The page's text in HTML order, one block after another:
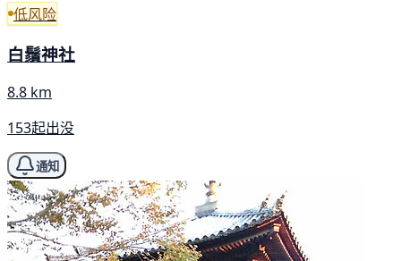
低风险
白鬚神社
8.8 km
153起出没
通知